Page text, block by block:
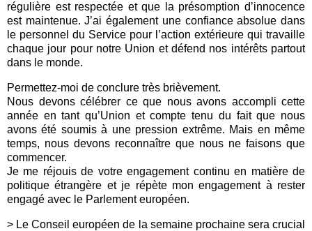
régulière est respectée et que la présomption d’innocence
est maintenue. J’ai également une confiance absolue dans
le personnel du Service pour l’action extérieure qui travaille
chaque jour pour notre Union et défend nos intérêts partout
dans le monde.
Permettez-moi de conclure très brièvement.
Nous devons célébrer ce que nous avons accompli cette
année en tant qu’Union et compte tenu du fait que nous
avons été soumis à une pression extrême. Mais en même
temps, nous devons reconnaître que nous ne faisons que
commencer.
Je me réjouis de votre engagement continu en matière de
politique étrangère et je répète mon engagement à rester
engagé avec le Parlement européen.
> Le Conseil européen de la semaine prochaine sera crucial